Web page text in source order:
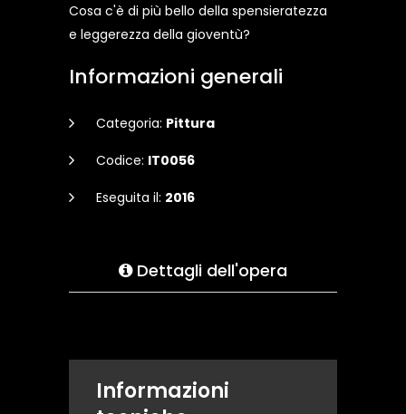
Cosa c'è di più bello della spensieratezza
e leggerezza della gioventù?
Informazioni generali
Categoria: Pittura
Codice: IT0056
Eseguita il: 2016
Dettagli dell'opera
Informazioni